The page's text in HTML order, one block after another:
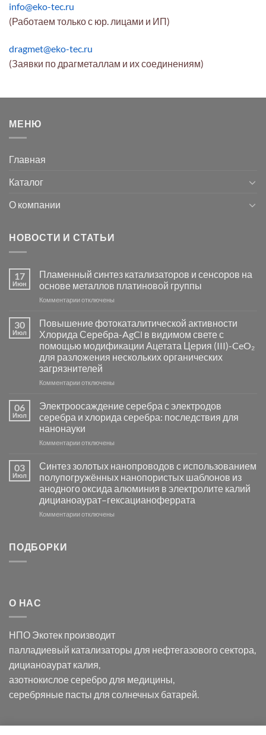
info@eko-tec.ru
(Работаем только с юр. лицами и ИП)
dragmet@eko-tec.ru
(Заявки по драгметаллам и их соединениям)
МЕНЮ
Главная
Каталог
О компании
НОВОСТИ И СТАТЬИ
17
Июн
Пламенный синтез катализаторов и сенсоров на
основе металлов платиновой группы
Комментариик
Пламенный
синтез
катализаторов
и
сенсоров
на
основе
группы
отключены
30
Июл
Повышение фотокаталитической активности
Хлорида Серебра-AgCl в видимом свете с
помощью модификации Ацетата Церия (III)-CeO₂
для разложения нескольких органических
загрязнителей
Комментариик
фотокаталитической
активности
Хлорида
Серебра-
в
видимом
свете
с
помощью
модификации
отключены
06
Июл
Электроосаждение серебра с электродов
серебра и хлорида серебра: последствия для
нанонауки
Комментариик
серебра
с
электродов
серебра
и
отключены
03
Июл
Синтез золотых нанопроводов с использованием
полупогружённых нанопористых шаблонов из
анодного оксида алюминия в электролите калий
дицианоаурат–гексацианоферрата
Комментариик
оксида
в
электролите
калий
дицианоаурат–
гексацианоферрата
отключены
ПОДБОРКИ
О НАС
НПО Экотек производит
палладиевый катализаторы для нефтегазового сектора,
дицианоаурат калия,
азотнокислое серебро для медицины,
серебряные пасты для солнечных батарей.